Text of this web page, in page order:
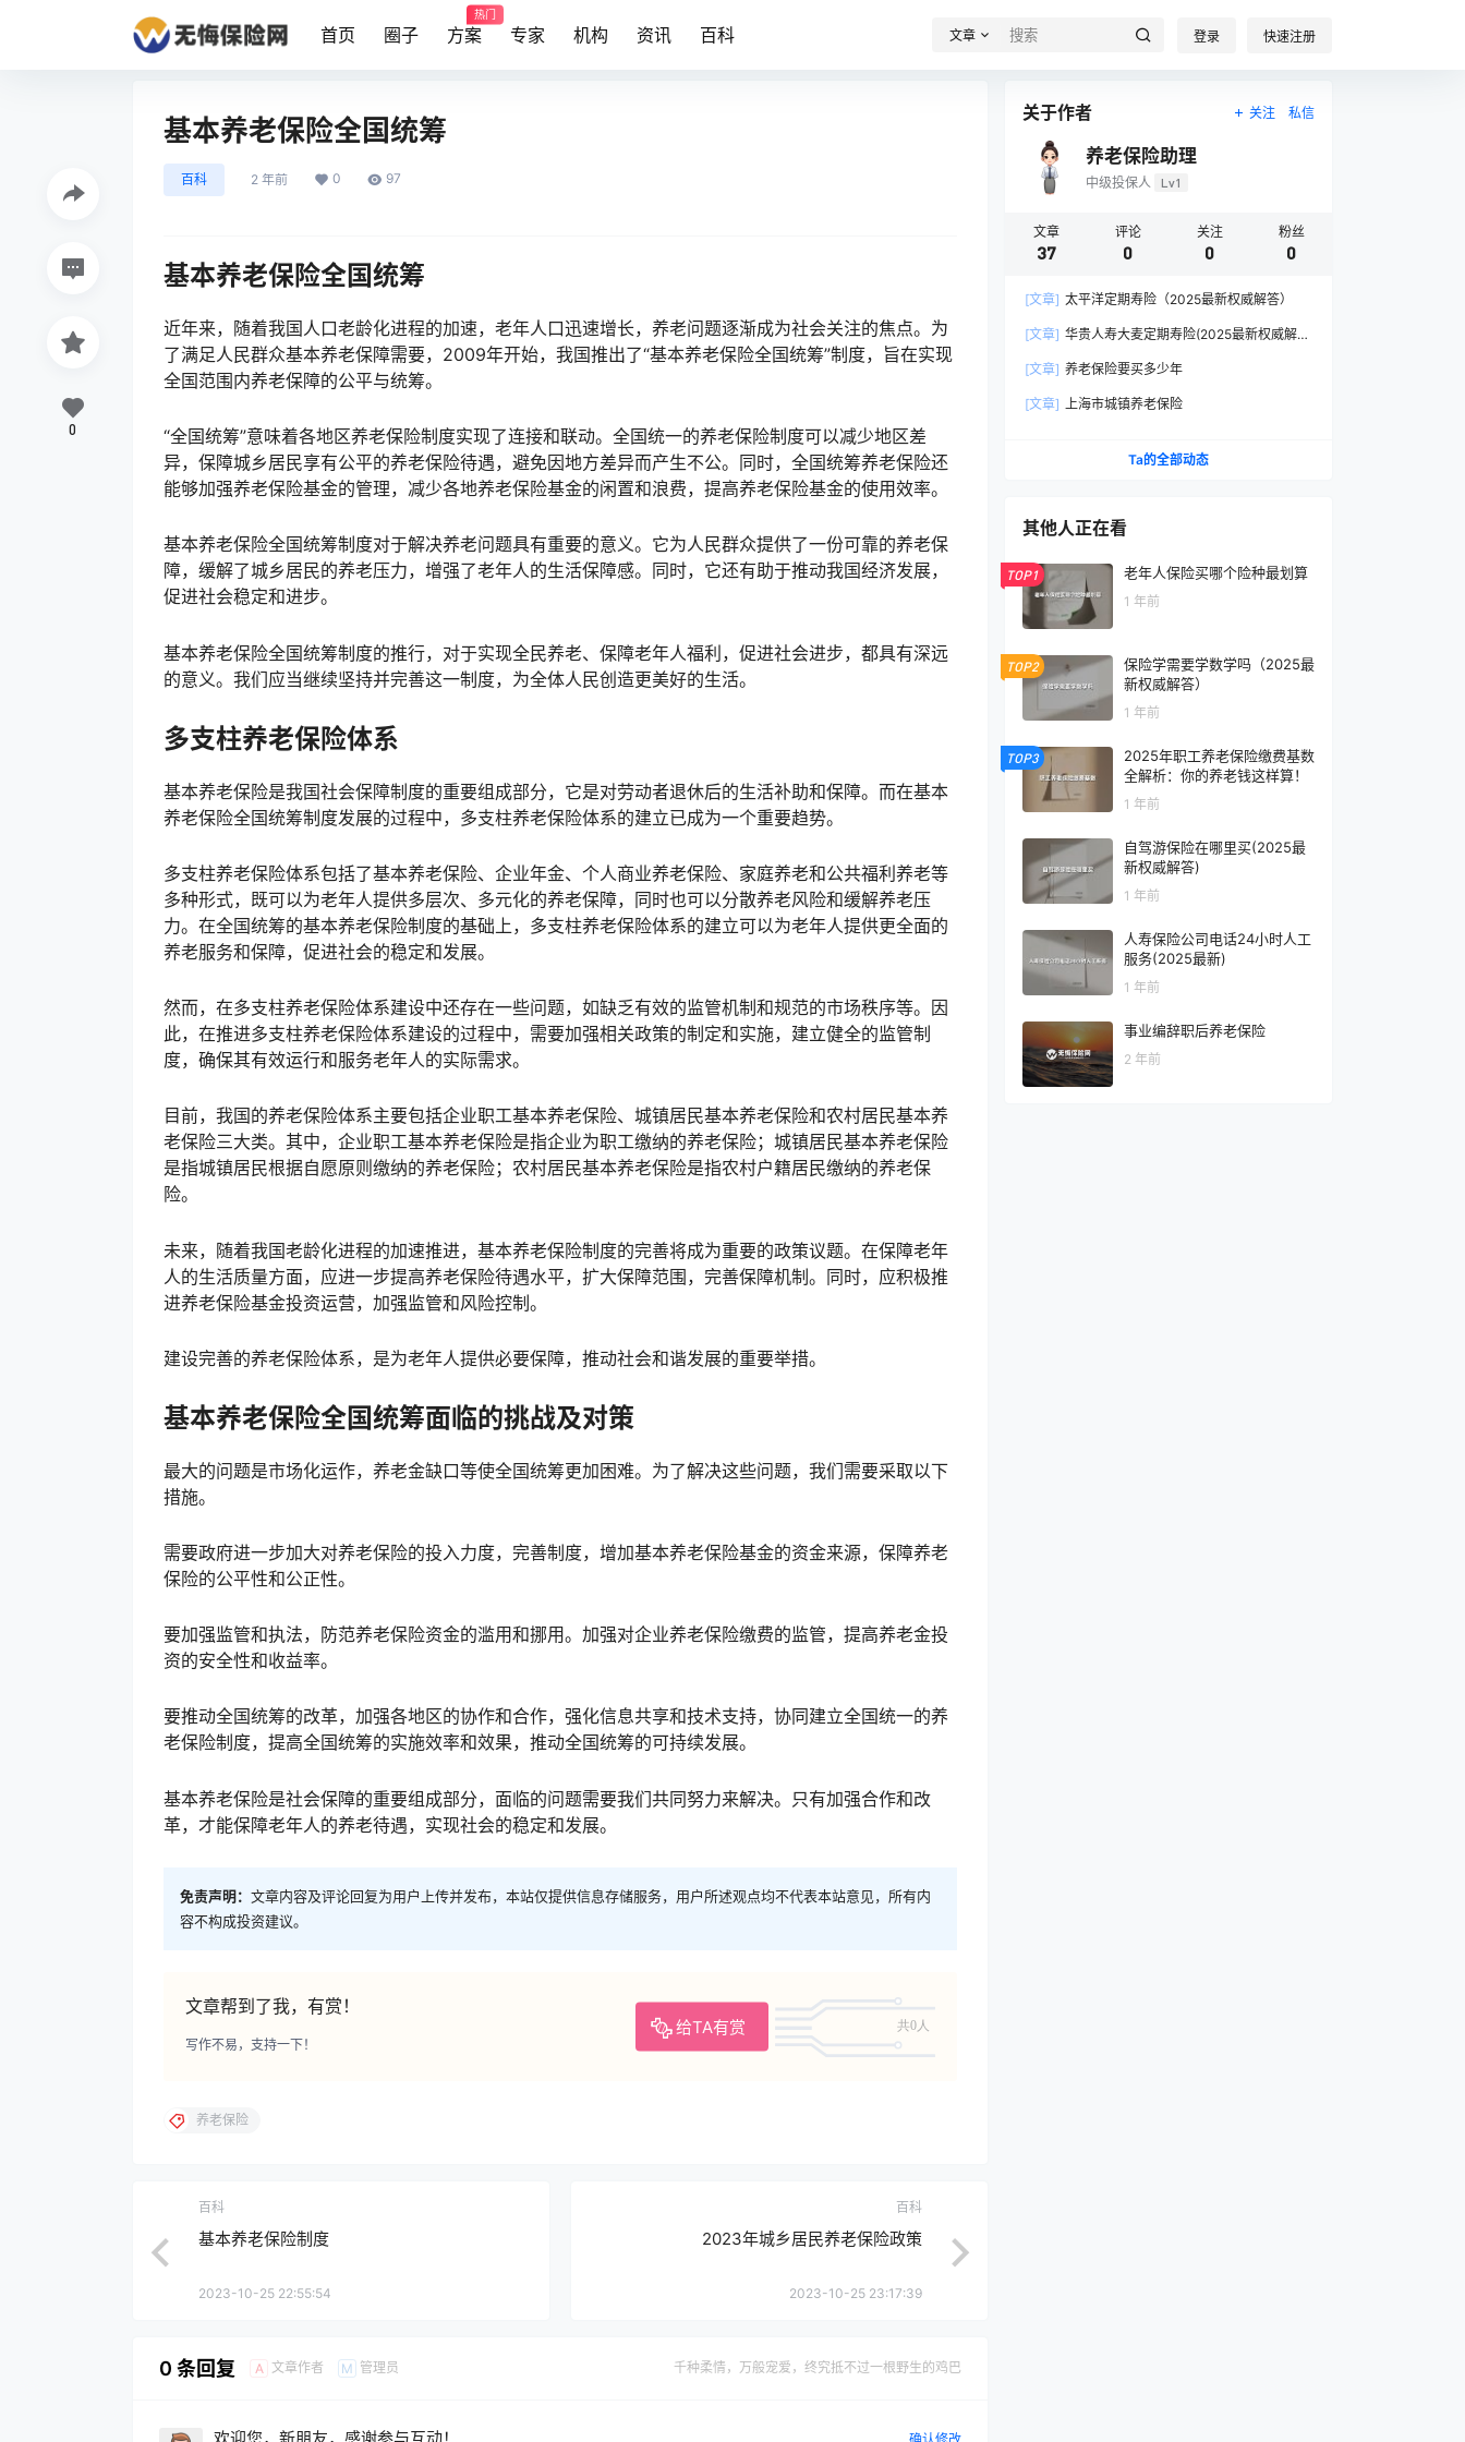
首页 圈子 方案
热门
专家 机构 资讯 百科 文章 登录 快速注册
基本养老保险全国统筹
百科 2 年前 0 97
基本养老保险全国统筹
近年来，随着我国人口老龄化进程的加速，老年人口迅速增长，养老问题逐渐成为社会关注的焦点。为
了满足人民群众基本养老保障需要，2009年开始，我国推出了“基本养老保险全国统筹”制度，旨在实现
全国范围内养老保障的公平与统筹。
“全国统筹”意味着各地区养老保险制度实现了连接和联动。全国统一的养老保险制度可以减少地区差
异，保障城乡居民享有公平的养老保险待遇，避免因地方差异而产生不公。同时，全国统筹养老保险还
能够加强养老保险基金的管理，减少各地养老保险基金的闲置和浪费，提高养老保险基金的使用效率。
基本养老保险全国统筹制度对于解决养老问题具有重要的意义。它为人民群众提供了一份可靠的养老保
障，缓解了城乡居民的养老压力，增强了老年人的生活保障感。同时，它还有助于推动我国经济发展，
促进社会稳定和进步。
基本养老保险全国统筹制度的推行，对于实现全民养老、保障老年人福利，促进社会进步，都具有深远
的意义。我们应当继续坚持并完善这一制度，为全体人民创造更美好的生活。
多支柱养老保险体系
基本养老保险是我国社会保障制度的重要组成部分，它是对劳动者退休后的生活补助和保障。而在基本
养老保险全国统筹制度发展的过程中，多支柱养老保险体系的建立已成为一个重要趋势。
多支柱养老保险体系包括了基本养老保险、企业年金、个人商业养老保险、家庭养老和公共福利养老等
多种形式，既可以为老年人提供多层次、多元化的养老保障，同时也可以分散养老风险和缓解养老压
力。在全国统筹的基本养老保险制度的基础上，多支柱养老保险体系的建立可以为老年人提供更全面的
养老服务和保障，促进社会的稳定和发展。
然而，在多支柱养老保险体系建设中还存在一些问题，如缺乏有效的监管机制和规范的市场秩序等。因
此，在推进多支柱养老保险体系建设的过程中，需要加强相关政策的制定和实施，建立健全的监管制
度，确保其有效运行和服务老年人的实际需求。
目前，我国的养老保险体系主要包括企业职工基本养老保险、城镇居民基本养老保险和农村居民基本养
老保险三大类。其中，企业职工基本养老保险是指企业为职工缴纳的养老保险；城镇居民基本养老保险
是指城镇居民根据自愿原则缴纳的养老保险；农村居民基本养老保险是指农村户籍居民缴纳的养老保
险。
未来，随着我国老龄化进程的加速推进，基本养老保险制度的完善将成为重要的政策议题。在保障老年
人的生活质量方面，应进一步提高养老保险待遇水平，扩大保障范围，完善保障机制。同时，应积极推
进养老保险基金投资运营，加强监管和风险控制。
建设完善的养老保险体系，是为老年人提供必要保障，推动社会和谐发展的重要举措。
基本养老保险全国统筹面临的挑战及对策
最大的问题是市场化运作，养老金缺口等使全国统筹更加困难。为了解决这些问题，我们需要采取以下
措施。
需要政府进一步加大对养老保险的投入力度，完善制度，增加基本养老保险基金的资金来源，保障养老
保险的公平性和公正性。
要加强监管和执法，防范养老保险资金的滥用和挪用。加强对企业养老保险缴费的监管，提高养老金投
资的安全性和收益率。
要推动全国统筹的改革，加强各地区的协作和合作，强化信息共享和技术支持，协同建立全国统一的养
老保险制度，提高全国统筹的实施效率和效果，推动全国统筹的可持续发展。
基本养老保险是社会保障的重要组成部分，面临的问题需要我们共同努力来解决。只有加强合作和改
革，才能保障老年人的养老待遇，实现社会的稳定和发展。
免责声明： 文章内容及评论回复为用户上传并发布，本站仅提供信息存储服务，用户所述观点均不代表本站意见，所有内
容不构成投资建议。
文章帮到了我，有赏！
给TA有赏 共0人
写作不易，支持一下！
0
养老保险
百科
基本养老保险制度
2023-10-25 22:55:54
百科
2023年城乡居民养老保险政策
2023-10-25 23:17:39
0 条回复 A 文章作者 M 管理员 千种柔情，万般宠爱，终究抵不过一根野生的鸡巴
关于作者 关注 私信
养老保险助理
中级投保人 Lv1
文章
37
评论
0
关注
0
粉丝
0
[文章] 太平洋定期寿险（2025最新权威解答）
[文章] 华贵人寿大麦定期寿险(2025最新权威解
[文章] 养老保险要买多少年
[文章] 上海市城镇养老保险
Ta的全部动态
其他人正在看
TOP1 老年人保险买哪个险种最划算
1 年前
TOP2
保险学需要学数学吗（2025最
新权威解答）
1 年前
TOP3
2025年职工养老保险缴费基数
全解析：你的养老钱这样算！
1 年前
自驾游保险在哪里买(2025最
新权威解答)
1 年前
人寿保险公司电话24小时人工
服务(2025最新)
1 年前
事业编辞职后养老保险
2 年前